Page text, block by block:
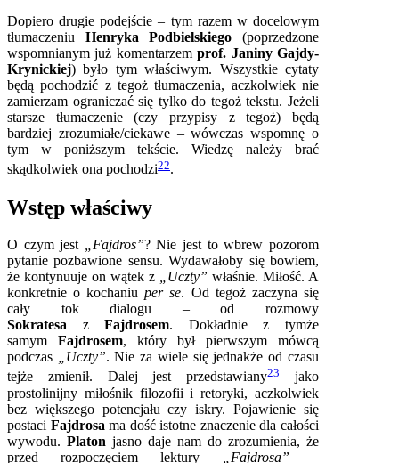
Dopiero drugie podejście – tym razem w docelowym
tłumaczeniu Henryka Podbielskiego (poprzedzone
wspomnianym już komentarzemprof. Janiny Gajdy-
Krynickiej) było tym właściwym. Wszystkie cytaty
będą pochodzić z tegoż tłumaczenia, aczkolwiek nie
zamierzam ograniczać się tylko do tegoż tekstu. Jeżeli
starsze tłumaczenie (czy przypisy z tegoż) będą
bardziej zrozumiałe/ciekawe – wówczas wspomnę o
tym w poniższym tekście. Wiedzę należy brać
skądkolwiek ona pochodzi22.
Wstęp właściwy
O czym jest „Fajdros”? Nie jest to wbrew pozorom
pytanie pozbawione sensu. Wydawałoby się bowiem,
że kontynuuje on wątek z „Uczty” właśnie. Miłość. A
konkretnie o kochaniuper se. Od tegoż zaczyna się
cały tok dialogu – od rozmowy
Sokratesa zFajdrosem. Dokładnie z tymże
samym Fajdrosem, który był pierwszym mówcą
podczas „Uczty”. Nie za wiele się jednakże od czasu
tejże zmienił. Dalej jest przedstawiany23jako
prostolinijny miłośnik filozofii i retoryki, aczkolwiek
bez większego potencjału czy iskry. Pojawienie się
postaci Fajdrosama dość istotne znaczenie dla całości
wywodu. Platon jasno daje nam do zrozumienia, że
przed rozpoczęciem lektury
„Fajdrosa” –